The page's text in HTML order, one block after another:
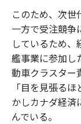
このため、次世
一方で受注競争
しているため
艦事業に参加し
動車クラスター
「目を見張る
かしカナダ経済
んでいる。